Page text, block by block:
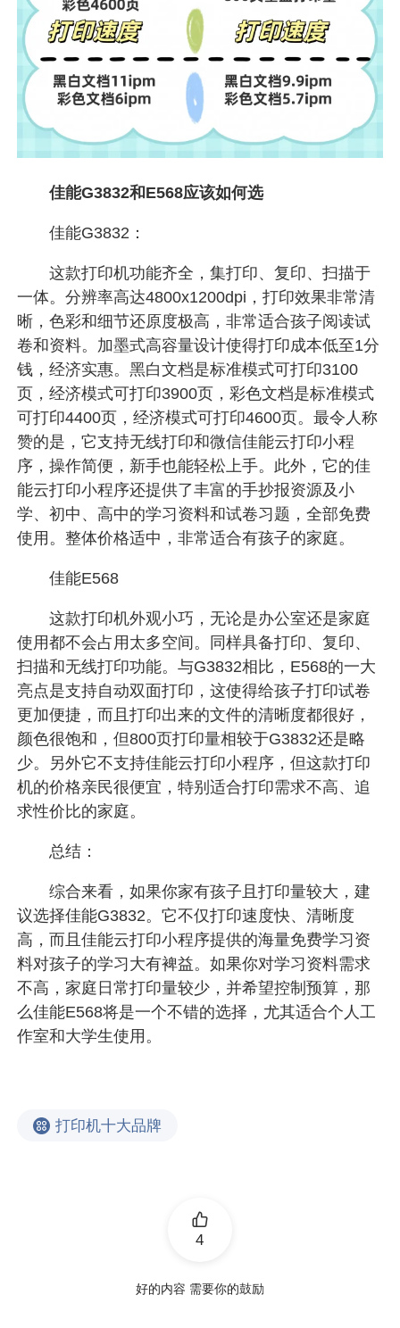
佳能G3832和E568应该如何选
佳能G3832：
这款打印机功能齐全，集打印、复印、扫描于
一体。分辨率高达4800x1200dpi，打印效果非常清
晰，色彩和细节还原度极高，非常适合孩子阅读试
卷和资料。加墨式高容量设计使得打印成本低至1分
钱，经济实惠。黑白文档是标准模式可打印3100
页，经济模式可打印3900页，彩色文档是标准模式
可打印4400页，经济模式可打印4600页。最令人称
赞的是，它支持无线打印和微信佳能云打印小程
序，操作简便，新手也能轻松上手。此外，它的佳
能云打印小程序还提供了丰富的手抄报资源及小
学、初中、高中的学习资料和试卷习题，全部免费
使用。整体价格适中，非常适合有孩子的家庭。
佳能E568
这款打印机外观小巧，无论是办公室还是家庭
使用都不会占用太多空间。同样具备打印、复印、
扫描和无线打印功能。与G3832相比，E568的一大
亮点是支持自动双面打印，这使得给孩子打印试卷
更加便捷，而且打印出来的文件的清晰度都很好，
颜色很饱和，但800页打印量相较于G3832还是略
少。另外它不支持佳能云打印小程序，但这款打印
机的价格亲民很便宜，特别适合打印需求不高、追
求性价比的家庭。
总结：
综合来看，如果你家有孩子且打印量较大，建
议选择佳能G3832。它不仅打印速度快、清晰度
高，而且佳能云打印小程序提供的海量免费学习资
料对孩子的学习大有裨益。如果你对学习资料需求
不高，家庭日常打印量较少，并希望控制预算，那
么佳能E568将是一个不错的选择，尤其适合个人工
作室和大学生使用。
打印机十大品牌
4
好的内容 需要你的鼓励